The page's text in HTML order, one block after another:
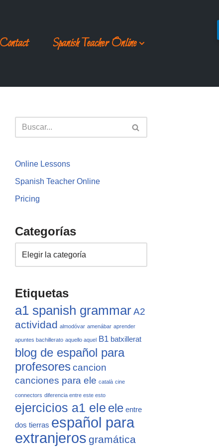
Contact Spanish Teacher Online
Online Lessons
Spanish Teacher Online
Pricing
Categorías
Etiquetas
a1 spanish grammarA2
actividad almodóvar amenábar aprender
apuntes bachillerato aquello aquel B1 batxillerat
blog de español para
profesores cancion
canciones para ele català cine
connectors diferencia entre este esto
ejercicios a1 ele ele entre
dos tierras español para
extranjeros gramática